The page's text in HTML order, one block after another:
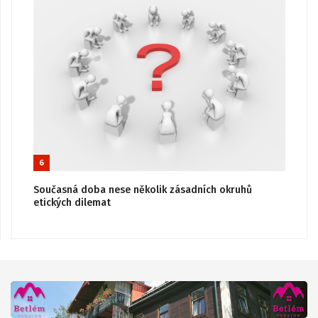
6
Současná doba nese několik zásadních okruhů
etických dilemat